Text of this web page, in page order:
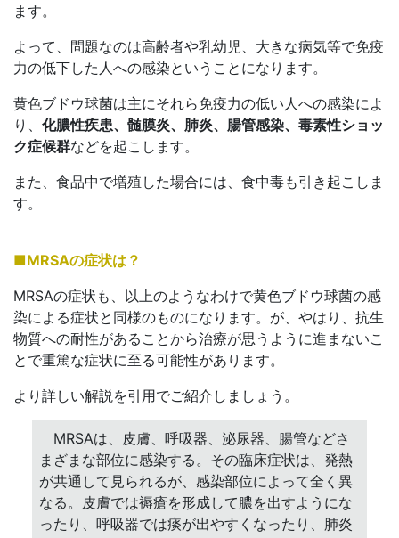
ます。
よって、問題なのは高齢者や乳幼児、大きな病気等で免疫
力の低下した人への感染ということになります。
黄色ブドウ球菌は主にそれら免疫力の低い人への感染によ
り、 化膿性疾患、髄膜炎、肺炎、腸管感染、毒素性ショッ
ク症候群などを起こします。
また、食品中で増殖した場合には、食中毒も引き起こしま
す。
■MRSAの症状は？
MRSAの症状も、以上のようなわけで黄色ブドウ球菌の感
染による症状と同様のものになります。が、やはり、抗生
物質への耐性があることから治療が思うように進まないこ
とで重篤な症状に至る可能性があります。
より詳しい解説を引用でご紹介しましょう。
MRSAは、皮膚、呼吸器、泌尿器、腸管などさ
まざまな部位に感染する。その臨床症状は、発熱
が共通して見られるが、感染部位によって全く異
なる。皮膚では褥瘡を形成して膿を出すようにな
ったり、呼吸器では痰が出やすくなったり、肺炎